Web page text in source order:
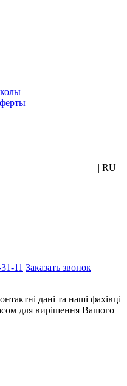
| RU
11 Заказать звонок
дані та наші фахівці
для вирішення Вашого